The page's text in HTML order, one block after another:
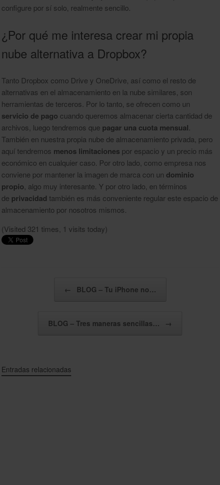
configure por sí solo, realmente sencillo.
¿Por qué me interesa crear mi propia
nube alternativa a Dropbox?
Tanto Dropbox como Drive y OneDrive, así como el resto de
alternativas en el almacenamiento en la nube similares, son
herramientas de terceros. Por lo tanto, se ofrecen como un
servicio de pago cuando queremos almacenar cierta cantidad de
archivos, luego tendremos que pagar una cuota mensual
También en nuestra propia nube de almacenamiento privada, pero
aquí tendremos menos limitaciones por espacio y un precio más
económico en cualquier caso. Por otro lado, como empresa nos
conviene por mantener la imagen de marca con un dominio
propio , algo muy interesante. Y por otro lado, en términos
de privacidad también es más conveniente regular este espacio de
almacenamiento por nosotros mismos.
(Visited 321 times, 1 visits today)
← BLOG – Tu iPhone no…
BLOG – Tres maneras sencillas… →
Entradas relacionadas